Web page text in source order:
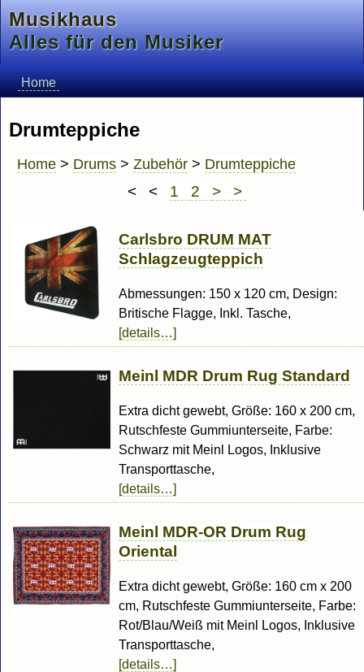
Musikhaus
Alles für den Musiker
Home
Drumteppiche
Home > Drums > Zubehör > Drumteppiche
< < 1 2 > >
Carlsbro DRUM MAT
Schlagzeugteppich
Abmessungen: 150 x 120 cm, Design:
Britische Flagge, Inkl. Tasche,
[details…]
Meinl MDR Drum Rug Standard
Extra dicht gewebt, Größe: 160 x 200 cm,
Rutschfeste Gummiunterseite, Farbe:
Schwarz mit Meinl Logos, Inklusive
Transporttasche,
[details…]
Meinl MDR-OR Drum Rug
Oriental
Extra dicht gewebt, Größe: 160 cm x 200
cm, Rutschfeste Gummiunterseite, Farbe:
Rot/Blau/Weiß mit Meinl Logos, Inklusive
Transporttasche,
[details…]